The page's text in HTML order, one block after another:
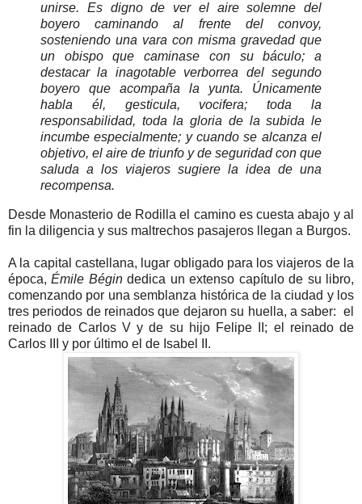
unirse. Es digno de ver el aire solemne del
boyero caminando al frente del convoy,
sosteniendo una vara con misma gravedad que
un obispo que caminase con su báculo; a
destacar la inagotable verborrea del segundo
boyero que acompaña la yunta. Únicamente
habla él, gesticula, vocifera; toda la
responsabilidad, toda la gloria de la subida le
incumbe especialmente; y cuando se alcanza el
objetivo, el aire de triunfo y de seguridad con que
saluda a los viajeros sugiere la idea de una
recompensa.
Desde Monasterio de Rodilla el camino es cuesta abajo y al
fin la diligencia y sus maltrechos pasajeros llegan a Burgos.
A la capital castellana, lugar obligado para los viajeros de la
época,Émile Bégindedica un extenso capítulo de su libro,
comenzando por una semblanza histórica de la ciudad y los
tres periodos de reinados que dejaron su huella, a saber: el
reinado de Carlos V y de su hijo Felipe II; el reinado de
Carlos III y por último el de Isabel II.